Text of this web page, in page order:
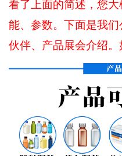
看了上面的简述，您
能、参数。下面是我
伙伴、产品展会介绍